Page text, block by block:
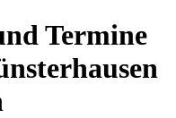
Termine